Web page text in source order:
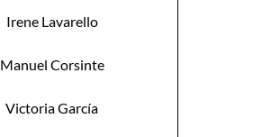
Irene Lavarello
Manuel Corsinte
Victoria García